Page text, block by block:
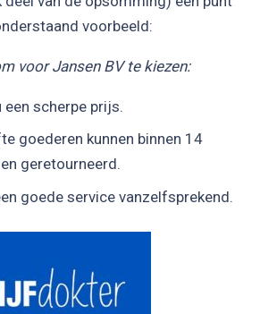
voorbeeld:
voor Jansen BV te kiezen:
een scherpe prijs.
goederen kunnen binnen 14
geretourneerd.
goede service vanzelfsprekend.